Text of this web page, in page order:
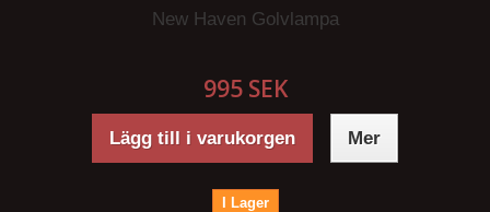
New Haven Golvlampa
995 SEK
Lägg till i varukorgen Mer
I Lager